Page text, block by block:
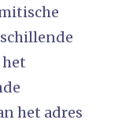
het adres